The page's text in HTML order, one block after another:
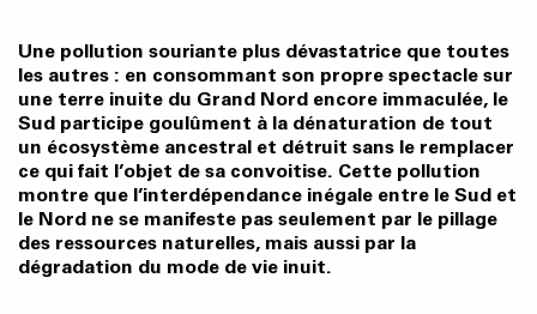
Une pollution souriante plus dévastatrice que toutes
les autres : en consommant son propre spectacle sur
une terre inuite du Grand Nord encore immaculée, le
Sud participe goulûment à la dénaturation de tout
un écosystème ancestral et détruit sans le remplacer
ce qui fait l’objet de sa convoitise. Cette pollution
montre que l’interdépendance inégale entre le Sud et
le Nord ne se manifeste pas seulement par le pillage
des ressources naturelles, mais aussi par la
dégradation du mode de vie inuit.